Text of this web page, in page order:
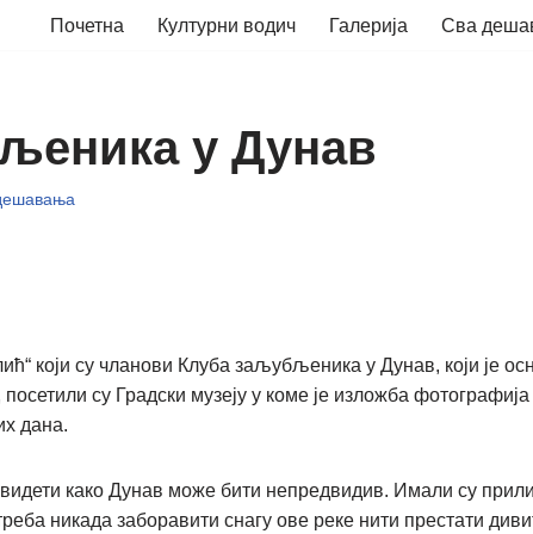
Почетна Културни водич Галерија Сва
у Дунав
који су чланови Клуба заљубљеника у Дунав, који је
су Градски музеју у коме је изложба
дана.
како Дунав може бити непредвидив. Имали су
никада заборавити снагу ове реке нити престати